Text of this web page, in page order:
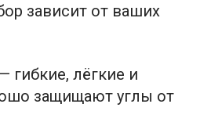
зависит от ваших
гибкие, лёгкие и
защищают углы от